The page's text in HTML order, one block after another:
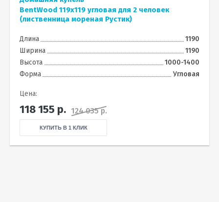
BentWood 119х119 угловая для 2 человек
(лиственница мореная Рустик)
Длина
1190
Ширина
1190
Высота
1000-1400
Форма
Угловая
Цена:
118 155 р. 124 035 р.
КУПИТЬ В 1 КЛИК